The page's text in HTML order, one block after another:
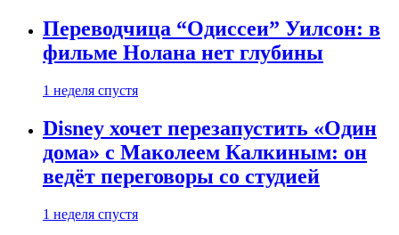
Переводчица “Одиссеи” Уилсон: в
фильме Нолана нет глубины
1 неделя спустя
Disney хочет перезапустить «Один
дома» с Маколеем Калкиным: он
ведёт переговоры со студией
1 неделя спустя